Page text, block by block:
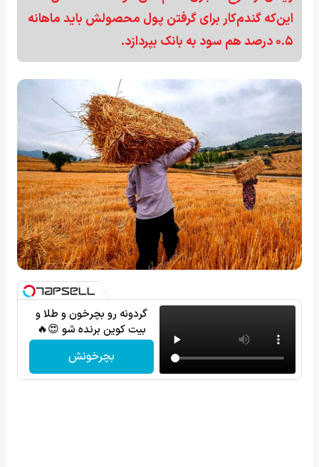
این‌که گندم‌کار برای گرفتن پول محصولش باید ماهانه
۰.۵ درصد هم سود به بانک بپردازد.
گردونه رو بچرخون و طلا و
بیت کوین برنده شو 😍🔥
بچرخونش